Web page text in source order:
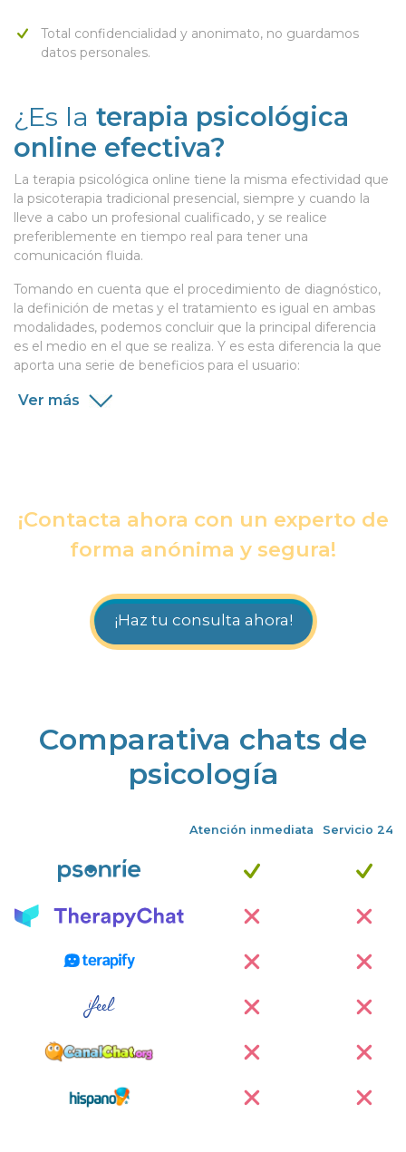
Total confidencialidad y anonimato, no guardamos
datos personales.
¿Es la terapia psicológica
online efectiva?
La terapia psicológica online tiene la misma efectividad que
la psicoterapia tradicional presencial, siempre y cuando la
lleve a cabo un profesional cualificado, y se realice
preferiblemente en tiempo real para tener una
comunicación fluida.
Tomando en cuenta que el procedimiento de diagnóstico,
la definición de metas y el tratamiento es igual en ambas
modalidades, podemos concluir que la principal diferencia
es el medio en el que se realiza. Y es esta diferencia la que
aporta una serie de beneficios para el usuario:
Ver más
¡Contacta ahora con un experto de
forma anónima y segura!
¡Haz tu consulta ahora!
Comparativa chats de
psicología
Atención inmediata Servicio 24/7